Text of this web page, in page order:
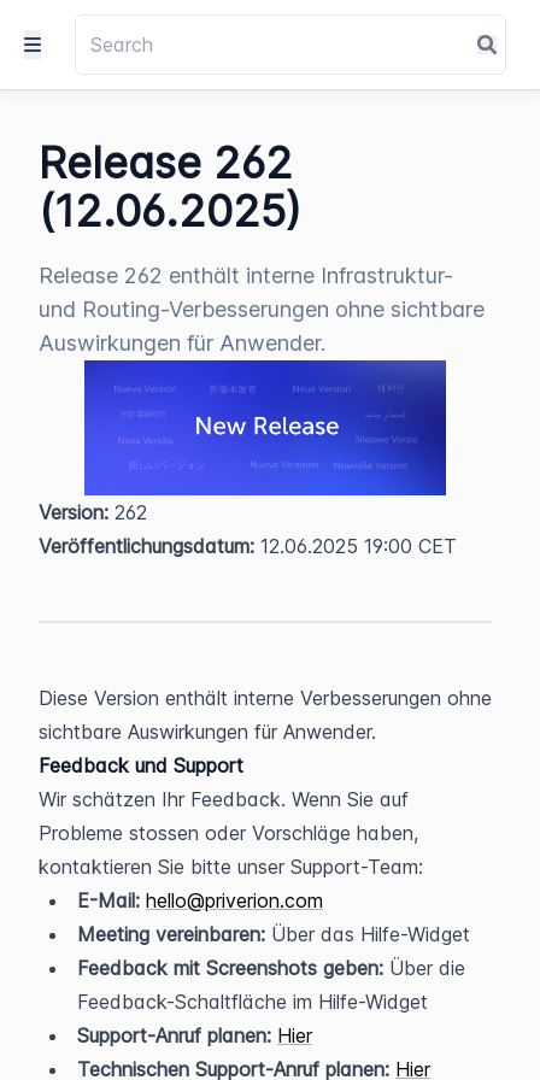
Release 262
(12.06.2025)
Release 262 enthält interne Infrastruktur-
und Routing-Verbesserungen ohne sichtbare
Auswirkungen für Anwender.
Version: 262
Veröffentlichungsdatum: 12.06.2025 19:00 CET
Diese Version enthält interne Verbesserungen ohne
sichtbare Auswirkungen für Anwender.
Feedback und Support
Wir schätzen Ihr Feedback. Wenn Sie auf
Probleme stossen oder Vorschläge haben,
kontaktieren Sie bitte unser Support-Team:
E-Mail: hello@priverion.com
Meeting vereinbaren: Über das Hilfe-Widget
Feedback mit Screenshots geben: Über die
Feedback-Schaltfläche im Hilfe-Widget
Support-Anruf planen: Hier
Technischen Support-Anruf planen: Hier